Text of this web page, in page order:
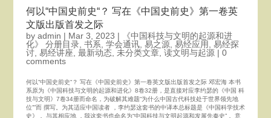
何以“中国史前史“？ 写在《中国史前史》第一卷英
文版出版首发之际
by admin | Mar 3, 2023 |
《中国科技与文明的起源和进
化》 分册目录, 书系 学会通讯, 易之源, 易经应用
易经探
讨, 易经讲座 最新动态, 未分类文章, 读文明与起源| 0
comments
何以“中国史前史“？ 写在《中国史前史》第一卷英文版出版首发之际 邓宏海 本书
系原为《中国科技与文明的起源和进化》8卷32册，是直接对应李约瑟的《中国 科
技与文明》7卷34册而命名，为破解其难题“为什么中国古代科技处于世界领先地
位””而 撰写。为其适应中国读者 ，李约瑟这套书的中译本总标题是《中国科学技术
史》， 与其相应地 ，我这套书也命名为“中国科技与文明起源和发展先秦史”， 意